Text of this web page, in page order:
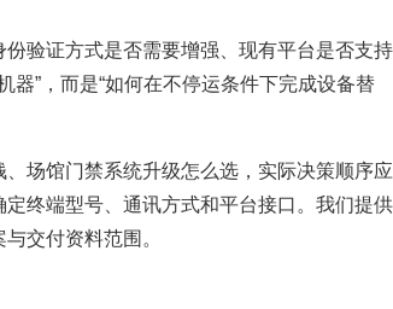
验证方式是否需要增强、现有平台是否支持
”，而是“如何在不停运条件下完成设备替
场馆门禁系统升级怎么选，实际决策顺序应
终端型号、通讯方式和平台接口。我们提供
交付资料范围。